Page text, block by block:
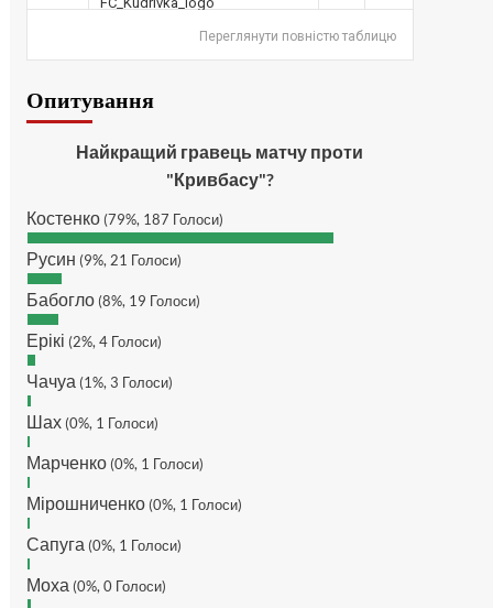
Hatsyk, Куди можна
покращень по сайту? І чи
можна на сайт скинути
криптою ltc?
SVAT, телеграм,
пошта, вайбер, будь де) що
підходить? зараз скину.
SVAT :Hatsyk, Якщо зручно,
то завтра напишу в
інстаграм
Hatsyk :
SVAT :
Hatsyk в інсті
обмеження кинув в ТГ
Makiavelli :Бачу чат знову
слів нема....все йде до
Hatsyk:Makiavelli, вітаємо
Переглянути повністю таблицю
Опитування
Найкращий гравець матчу проти
"Кривбасу"?
Костенко (79%, 187 Голоси)
Русин (9%, 21 Голоси)
Бабогло (8%, 19 Голоси)
Ерікі (2%, 4 Голоси)
Чачуа (1%, 3 Голоси)
Шах (0%, 1 Голоси)
Марченко (0%, 1 Голоси)
Мірошниченко (0%, 1 Голоси)
Сапуга (0%, 1 Голоси)
Моха (0%, 0 Голоси)